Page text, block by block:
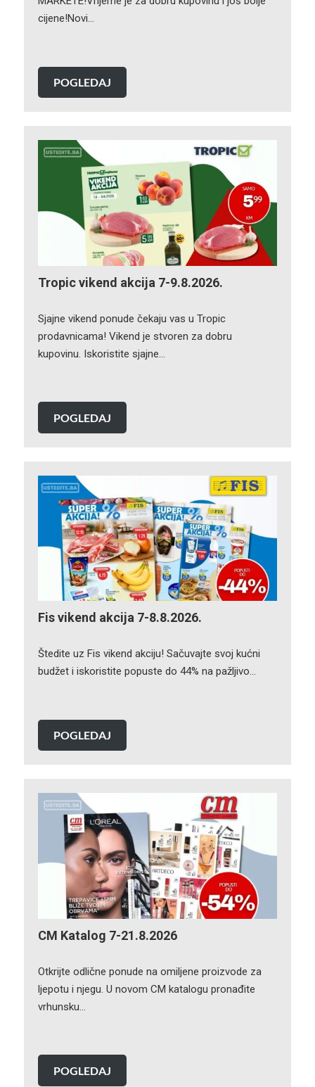
cijene!Novi…
POGLEDAJ
Tropic vikend akcija 7-9.8.2026.
Sjajne vikend ponude čekaju vas u Tropic
prodavnicama! Vikend je stvoren za dobru
kupovinu. Iskoristite sjajne…
POGLEDAJ
Fis vikend akcija 7-8.8.2026.
Štedite uz Fis vikend akciju! Sačuvajte svoj kućni
budžet i iskoristite popuste do 44% na pažljivo…
POGLEDAJ
CM Katalog 7-21.8.2026
Otkrijte odlične ponude na omiljene proizvode za
ljepotu i njegu. U novom CM katalogu pronađite
vrhunsku…
POGLEDAJ